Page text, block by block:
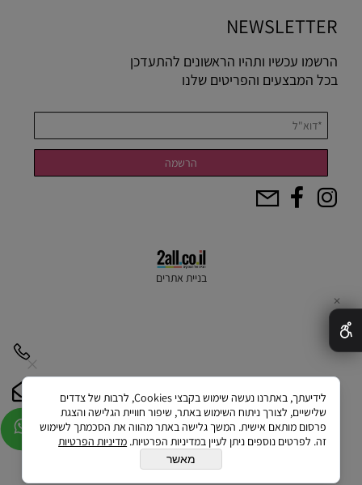
NEWSLETTER
הרשמו עכשיו ותהיו הראשונים להתעדכן
בכל המבצעים והפריטים שלנו
בניית אתרים
✕
לידיעתך, באתרנו נעשה שימוש בקבצי Cookies, לרבות של צדדים
שלישיים, לצורך ניתוח השימוש באתר, שיפור חוויית הגלישה והצגת
פרסום מותאם אישית. המשך גלישה באתר מהווה את הסכמתך לשימוש
זה. לפרטים נוספים ניתן לעיין במדיניות הפרטיות. מדיניות הפרטיות
מאשר